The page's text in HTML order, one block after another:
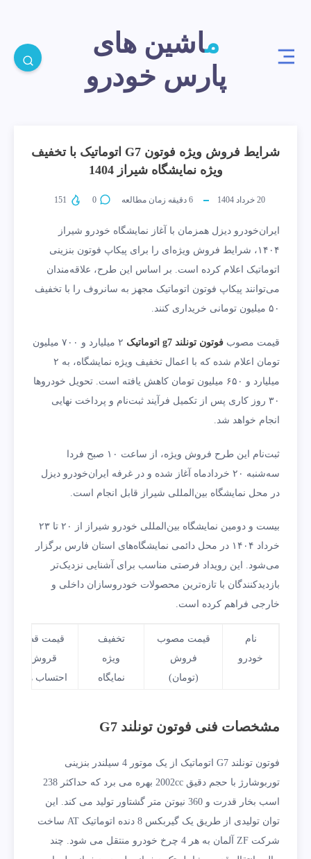
ماشین های
پارس خودرو
شرایط فروش ویژه فوتون G7 اتوماتیک با تخفیف
ویژه نمایشگاه شیراز 1404
20 خرداد 1404 6 دقیقه زمان مطالعه 0
ایران‌خودرو دیزل همزمان با آغاز نمایشگاه خودرو شیراز
۱۴۰۴، شرایط فروش ویژه‌ای را برای پیکاپ فوتون بنزینی
اتوماتیک اعلام کرده است. بر اساس این طرح، علاقه‌مندان
می‌توانند پیکاپ فوتون اتوماتیک مجهز به سانروف را با تخفیف
۵۰ میلیون تومانی خریداری کنند.
قیمت مصوب فوتون تونلند g7 اتوماتیک
۲ میلیارد و ۷۰۰ میلیون
تومان اعلام شده که با اعمال تخفیف ویژه نمایشگاه، به ۲
میلیارد و ۶۵۰ میلیون تومان کاهش یافته است. تحویل خودروها
۳۰ روز کاری پس از تکمیل فرآیند ثبت‌نام و پرداخت نهایی
انجام خواهد شد.
ثبت‌نام این طرح فروش ویژه، از ساعت ۱۰ صبح فردا
سه‌شنبه ۲۰ خردادماه آغاز شده و در غرفه ایران‌خودرو دیزل
در محل نمایشگاه بین‌المللی شیراز قابل انجام است.
بیست و دومین نمایشگاه بین‌المللی خودرو شیراز از ۲۰ تا ۲۳
خرداد ۱۴۰۴ در محل دائمی نمایشگاه‌های استان فارس برگزار
می‌شود. این رویداد فرصتی مناسب برای آشنایی نزدیک‌تر
بازدیدکنندگان با تازه‌ترین محصولات خودروسازان داخلی و
خارجی فراهم کرده است.
نام
خودرو
قیمت مصوب
فروش
(تومان)
تخفیف
ویژه
نمایگاه
قیمت قطعی
قروش با
احتساب هزینه
بنزینی
فوتون
اتوماتیک
با
سانروف
مشخصات فنی فوتون تونلند G7
فوتون تونلند G7 اتوماتیک از یک موتور 4 سیلندر بنزینی
توربوشارژ با حجم دقیق 2002cc بهره می برد که حداکثر 238
اسب بخار قدرت و 360 نیوتن متر گشتاور تولید می کند. این
توان تولیدی از طریق یک گیربکس 8 دنده اتوماتیک AT ساخت
شرکت ZF آلمان به هر 4 چرخ خودرو منتقل می شود. چند